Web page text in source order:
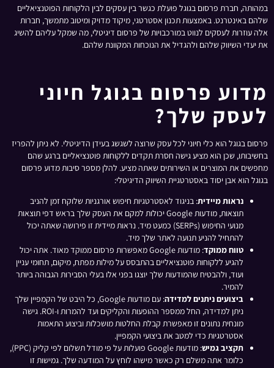
במהותה, חברת פרסום בגוגל פועלת כגשר בין עסקים לבין הלקוחות הפוטנציאליים
שלהם באינטרנט. באמצעות תכנון אסטרטגי, מיקוד מדויק ומיטוב מתמשך, חברות
אלה עוזרות לעסקים לנווט במורכבויות של פרסום דיגיטלי, מה שמקל עליהם להשיג
את יעדי השיווק שלהם ולהגדיל את הנוכחות המקוונת שלהם.
מדוע פרסום בגוגל חיוני
לעסק שלך?
פרסום בגוגל הוא כלי חיוני לכל עסק שרוצה לשגשג בעידן הדיגיטלי. לא ניתן להפריז
בחשיבותו, שכן הוא מציע גישה חסרת תקדים ללקוחות פוטנציאליים ברגע שהם
מחפשים את המוצרים או השירותים שאתה מציע. להלן מספר סיבות מדוע פרסום
בגוגל הוא אבן יסוד באסטרטגיית השיווק הדיגיטלי:
נראות מיידית
להתחיל להניע תנועה לאתר שלך מיד.
טווח ממוקד
להמיר.
ביצועים ניתנים למדידה
אסטרטגיות כדי למטב את ביצועי הקמפיין.
תקציב גמיש